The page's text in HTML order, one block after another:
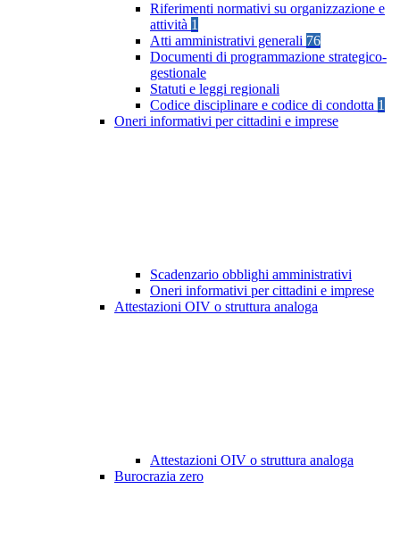
Riferimenti normativi su organizzazione e
attività 1
Atti amministrativi generali 76
Documenti di programmazione strategico-
gestionale
Statuti e leggi regionali
Codice disciplinare e codice di condotta 1
Oneri informativi per cittadini e imprese
Scadenzario obblighi amministrativi
Oneri informativi per cittadini e imprese
Attestazioni OIV o struttura analoga
Attestazioni OIV o struttura analoga
Burocrazia zero